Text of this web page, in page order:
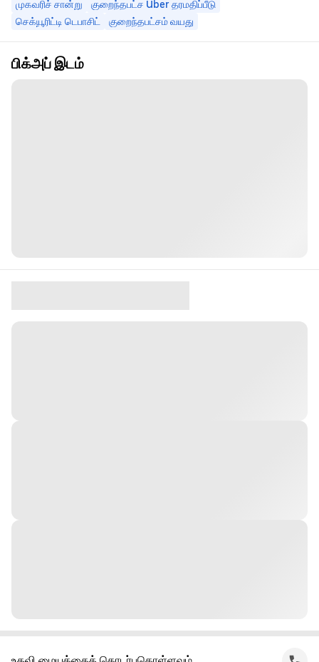
முகவரிச் சான்று
குறைந்தபட்ச Uber தரமதிப்பீடு
செக்யூரிட்டி டெபாசிட்
குறைந்தபட்சம் வயது
பிக்அப் இடம்